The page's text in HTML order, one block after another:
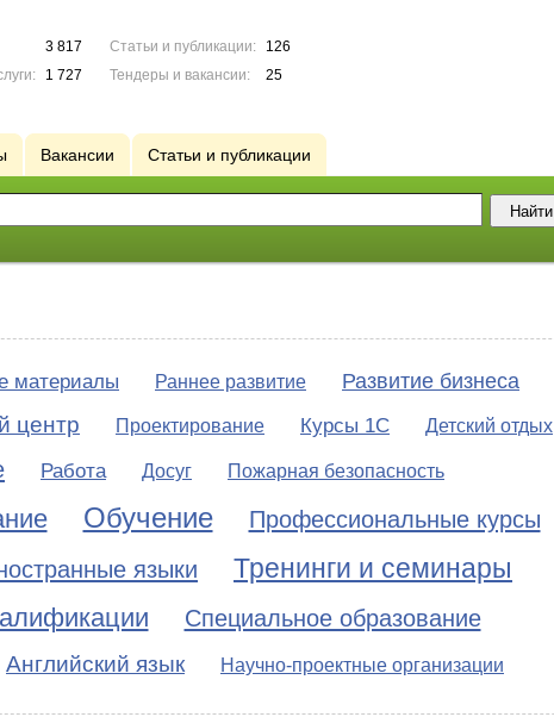
3 817
1 727
Статьи и публикации:
126
Тендеры и вакансии:
25
Вакансии Статьи и публикации
материалы Раннее развитие
Развитие бизнеса
центр Проектирование Курсы 1С Детский отдых
Работа Досуг Пожарная безопасность
Обучение Профессиональные курсы
языки Тренинги и семинары
Специальное образование
Английский язык Научно-проектные организации